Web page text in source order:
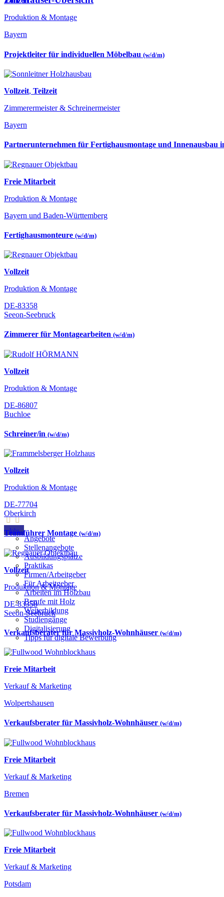
Jobs
Angebote
Stellenangebote
Ausbildungsplätze
Praktikas
Firmen/Arbeitgeber
Für Arbeitgeber
Arbeiten im Holzbau
Berufe mit Holz
Weiterbildung
Studiengänge
Digitalisierung
Tipps für digitale Bewerbung
Produktion & Montage
Bayern
Projektleiter für individuellen Möbelbau (w/d/m)
Vollzeit, Teilzeit
Zimmerermeister & Schreinermeister
Bayern
Partnerunternehmen für Fertighausmontage und Innenausbau
Freie Mitarbeit
Produktion & Montage
Bayern und Baden-Württemberg
Fertighausmonteure (w/d/m)
Vollzeit
Produktion & Montage
DE-83358
Seeon-Seebruck
Zimmerer für Montagearbeiten (w/d/m)
Vollzeit
Produktion & Montage
DE-86807
Buchloe
Schreiner/in (w/d/m)
Vollzeit
Produktion & Montage
DE-77704
Oberkirch
Teamführer Montage (w/d/m)
Vollzeit
Produktion & Montage
DE-83358
Seeon-Seebruck
Verkaufsberater für Massivholz-Wohnhäuser (w/d/m)
Freie Mitarbeit
Verkauf & Marketing
Wolpertshausen
Verkaufsberater für Massivholz-Wohnhäuser (w/d/m)
Freie Mitarbeit
Verkauf & Marketing
Bremen
Verkaufsberater für Massivholz-Wohnhäuser (w/d/m)
Freie Mitarbeit
Verkauf & Marketing
Potsdam